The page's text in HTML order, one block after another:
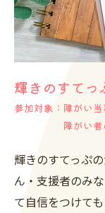
輝きのすてっ
参加対象：障がい
障がい者の性
輝きのすてっぷ
ん・支援者のみ
て自信をつけて